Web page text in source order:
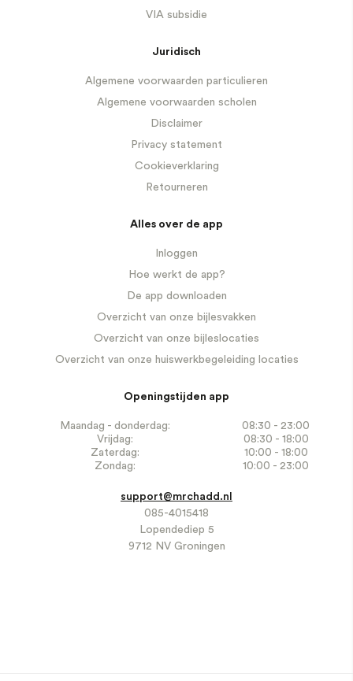
VIA subsidie
Juridisch
Algemene voorwaarden particulieren
Algemene voorwaarden scholen
Disclaimer
Privacy statement
Cookieverklaring
Retourneren
Alles over de app
Inloggen
Hoe werkt de app?
De app downloaden
Overzicht van onze bijlesvakken
Overzicht van onze bijleslocaties
Overzicht van onze huiswerkbegeleiding locaties
Openingstijden app
Maandag - donderdag:
08:30 - 23:00
Vrijdag:
08:30 - 18:00
Zaterdag:
10:00 - 18:00
Zondag:
10:00 - 23:00
support@mrchadd.nl
085-4015418
Lopendediep 5
9712 NV Groningen